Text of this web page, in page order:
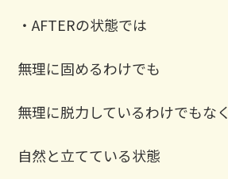
・AFTERの状態では
無理に固めるわけでも
無理に脱力しているわけでもなく
自然と立てている状態